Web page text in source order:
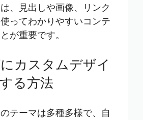
、見出しや画像、リンク
ってわかりやすいコンテ
が重要です。
カスタムデザイ
る方法
テーマは多種多様で、自